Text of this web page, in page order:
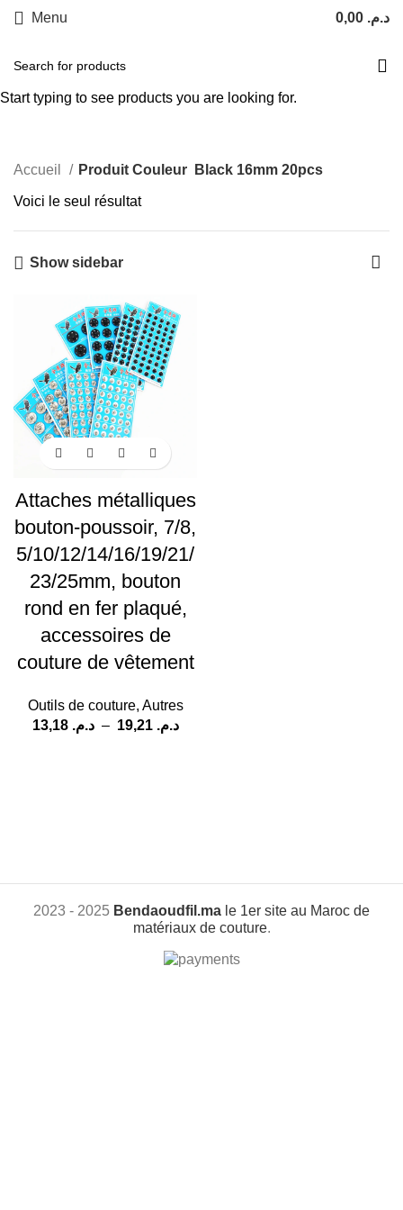
Menu د.م.
Black 16mm 20pcs
Categories
Accueil Produit Couleur Black 16mm 20pcs
Voici le seul résultat
Show sidebar
Attaches métalliques
bouton-poussoir, 7/8,
5/10/12/14/16/19/21/
23/25mm, bouton
rond en fer plaqué,
accessoires de
couture de vêtement
Outils de couture, Autres
د.م. 13,18 – د.م. 19,21
2023 - 2025 Bendaoudfil.ma le 1er site au Maroc de
matériaux de couture.
Start typing to see products you are looking for.